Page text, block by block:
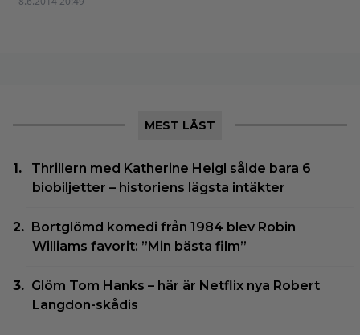
MEST LÄST
Thrillern med Katherine Heigl sålde bara 6
biobiljetter – historiens lägsta intäkter
Bortglömd komedi från 1984 blev Robin
Williams favorit: ”Min bästa film”
Glöm Tom Hanks – här är Netflix nya Robert
Langdon-skådis